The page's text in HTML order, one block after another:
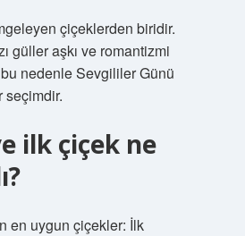
çiçeklerden biridir.
güller aşkı ve romantizmi
nedenle Sevgililer Günü
seçimdir.
ilk çiçek ne
en uygun çiçekler: İlk